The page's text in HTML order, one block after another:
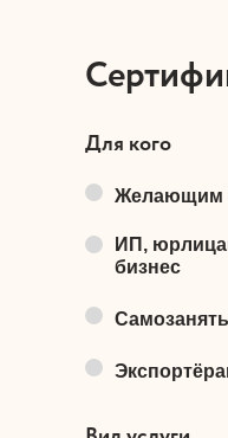
Для кого
Желающим
ИП,
бизнес